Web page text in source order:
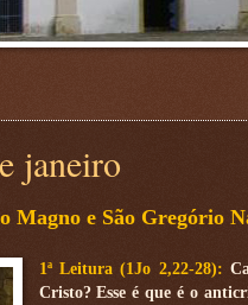
janeiro
Magno e São Gregório
1ª Leitura (1Jo 2,22-28):
Cristo? Esse é que é o